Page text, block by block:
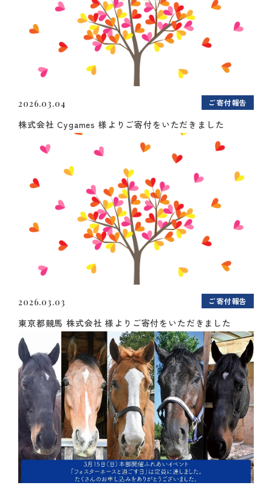
2026.03.04 ご寄付報告
株式会社 Cygames 様よりご寄付をいただきました
2026.03.03 ご寄付報告
東京都競馬 株式会社 様よりご寄付をいただきました